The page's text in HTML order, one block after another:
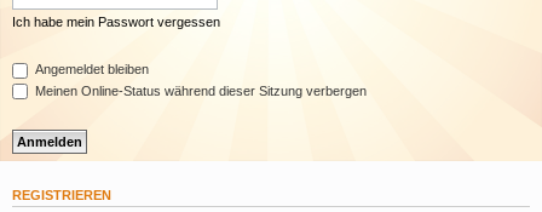
Ich habe mein Passwort vergessen
Angemeldet bleiben
Meinen Online-Status während dieser Sitzung verbergen
REGISTRIEREN